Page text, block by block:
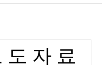
도 자 료